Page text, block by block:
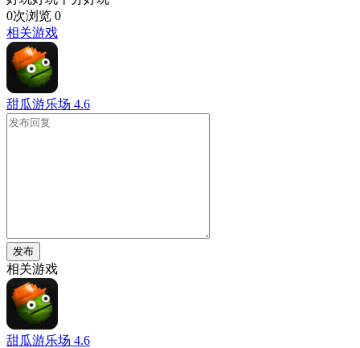
0次浏览 0
相关游戏
甜瓜游乐场 4.6
发布
相关游戏
甜瓜游乐场 4.6